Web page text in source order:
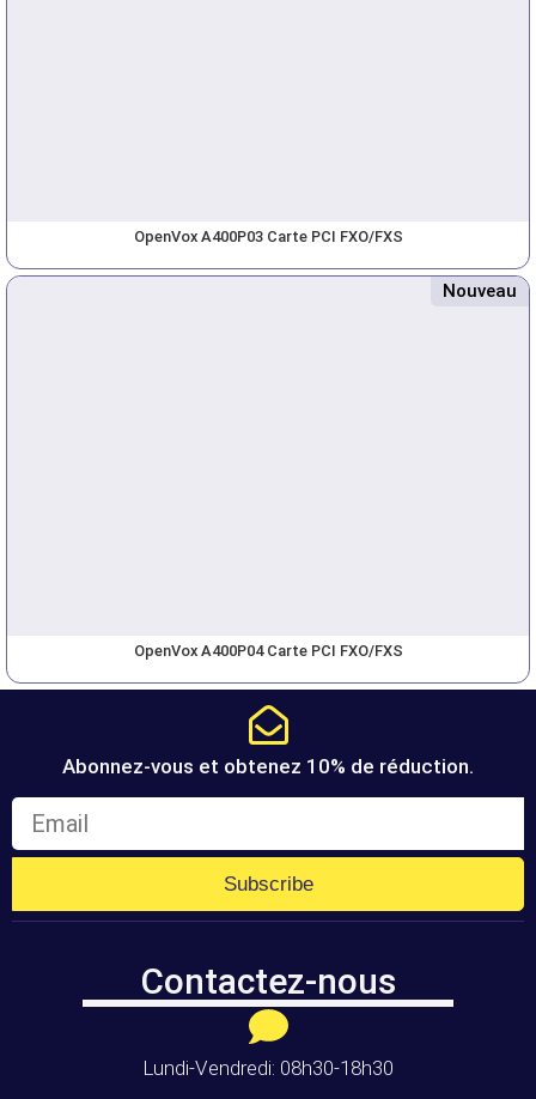
OpenVox A400P03 Carte PCI FXO/FXS
Nouveau
OpenVox A400P04 Carte PCI FXO/FXS
Abonnez-vous et obtenez 10% de réduction.
Subscribe
Contactez-nous
Lundi-Vendredi: 08h30-18h30